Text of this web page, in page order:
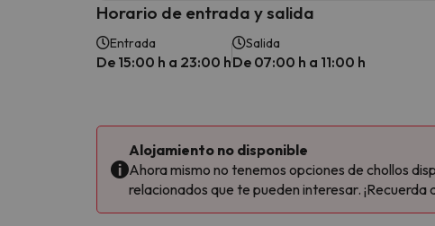
Horario de entrada y salida
Entrada
De 15:00 h a 23:00 h
Salida
De 07:00 h a 11:00 h
Alojamiento no disponible
Ahora mismo no tenemos opciones de chollos
relacionados que te pueden interesar.